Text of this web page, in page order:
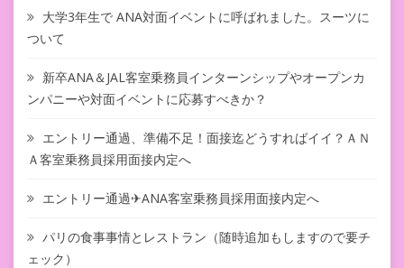
大学3年生で ANA対面イベントに呼ばれました。スーツに
ついて
新卒ANA＆JAL客室乗務員インターンシップやオープンカ
ンパニーや対面イベントに応募すべきか？
エントリー通過、準備不足！面接迄どうすればイイ？ＡＮ
Ａ客室乗務員採用面接内定へ
エントリー通過✈ANA客室乗務員採用面接内定へ
パリの食事事情とレストラン（随時追加もしますので要チ
ェック）